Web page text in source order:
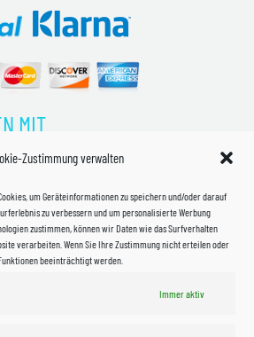
Zustimmung verwalten
um Geräteinformationen zu speichern und/oder darauf
zu verbessern und um personalisierte Werbung
zustimmen, können wir Daten wie das Surfverhalten
verarbeiten. Wenn Sie Ihre Zustimmung nicht erteilen oder
beeinträchtigt werden.
Immer aktiv
MIT